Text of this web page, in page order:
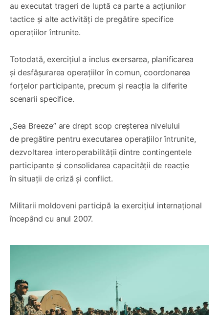
au executat trageri de luptă ca parte a acțiunilor
tactice și alte activități de pregătire specifice
operațiilor întrunite.
Totodată, exercițiul a inclus exersarea, planificarea
și desfășurarea operațiilor în comun, coordonarea
forțelor participante, precum și reacția la diferite
scenarii specifice.
„Sea Breeze” are drept scop creșterea nivelului
de pregătire pentru executarea operațiilor întrunite,
dezvoltarea interoperabilității dintre contingentele
participante și consolidarea capacității de reacție
în situații de criză și conflict.
Militarii moldoveni participă la exercițiul internațional
începând cu anul 2007.